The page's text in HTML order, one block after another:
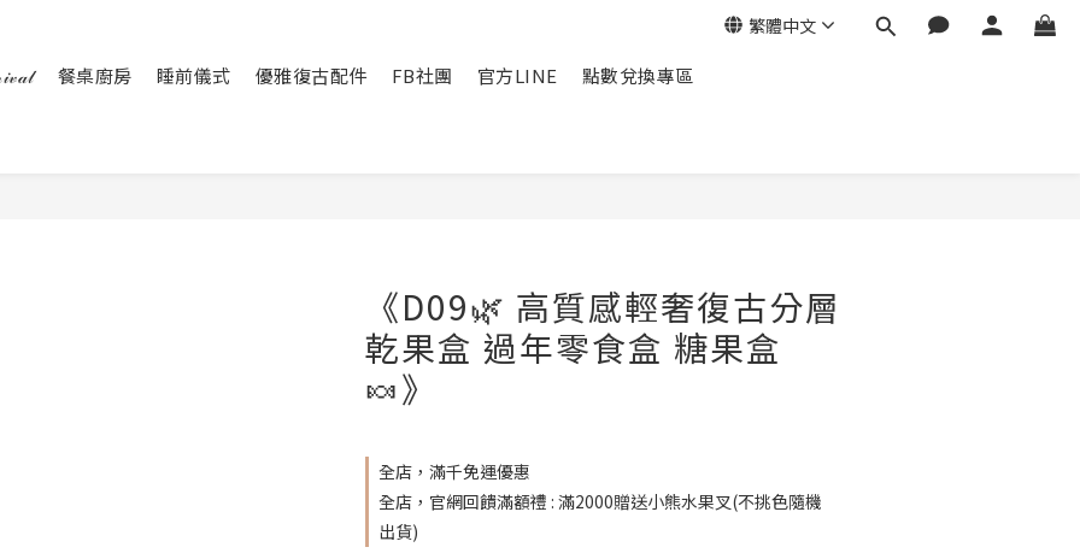
繁體中文
餐桌廚房 睡前儀式 優雅復古配件 FB社團 官方LINE 點數兌換專區
《D09🌿 高質感輕奢復古分層
乾果盒 過年零食盒 糖果盒
🍬》
全店，滿千免運優惠
全店，官網回饋滿額禮 : 滿2000贈送小熊水果叉(不挑色隨機
出貨)